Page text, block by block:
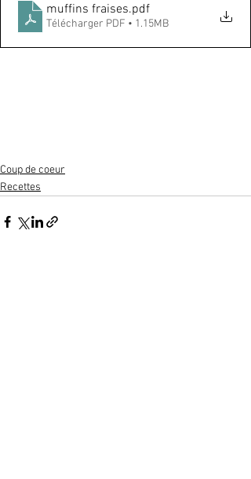
muffins fraises.pdf
Télécharger PDF • 1.15MB
Coup de coeur
Recettes